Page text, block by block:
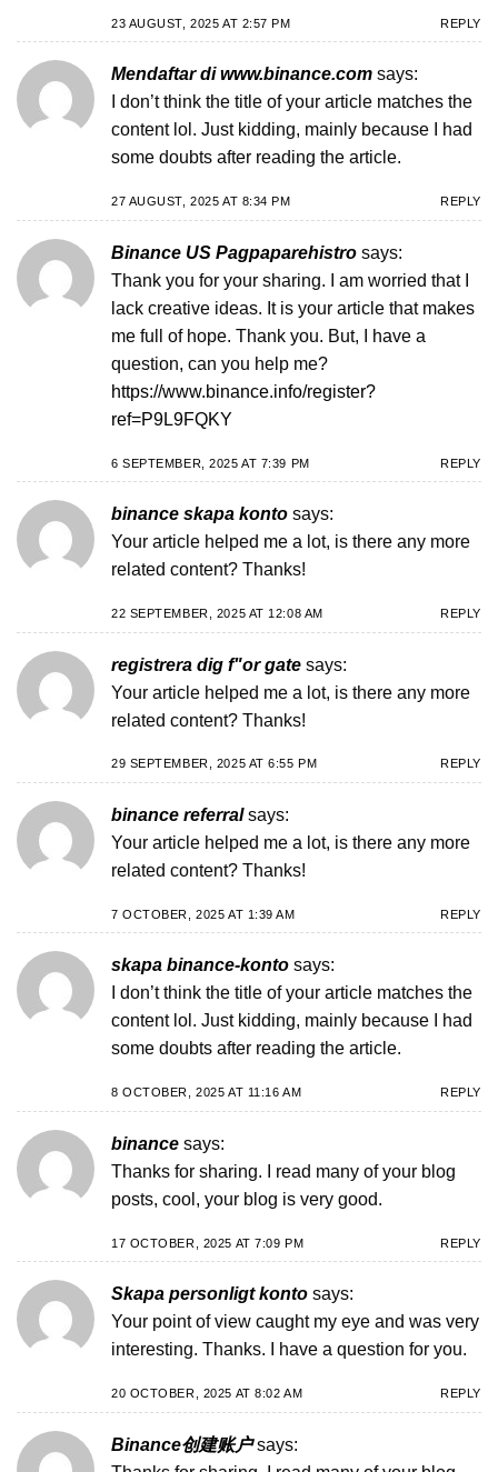
23 AUGUST, 2025 AT 2:57 PM REPLY
Mendaftar di www.binance.com says:
I don’t think the title of your article matches the
content lol. Just kidding, mainly because I had
some doubts after reading the article.
27 AUGUST, 2025 AT 8:34 PM REPLY
Binance US Pagpaparehistro says:
Thank you for your sharing. I am worried that I
lack creative ideas. It is your article that makes
me full of hope. Thank you. But, I have a
question, can you help me?
https://www.binance.info/register?
ref=P9L9FQKY
6 SEPTEMBER, 2025 AT 7:39 PM REPLY
binance skapa konto says:
Your article helped me a lot, is there any more
related content? Thanks!
22 SEPTEMBER, 2025 AT 12:08 AM REPLY
registrera dig f"or gate says:
Your article helped me a lot, is there any more
related content? Thanks!
29 SEPTEMBER, 2025 AT 6:55 PM REPLY
binance referral says:
Your article helped me a lot, is there any more
related content? Thanks!
7 OCTOBER, 2025 AT 1:39 AM REPLY
skapa binance-konto says:
I don’t think the title of your article matches the
content lol. Just kidding, mainly because I had
some doubts after reading the article.
8 OCTOBER, 2025 AT 11:16 AM REPLY
binance says:
Thanks for sharing. I read many of your blog
posts, cool, your blog is very good.
17 OCTOBER, 2025 AT 7:09 PM REPLY
Skapa personligt konto says:
Your point of view caught my eye and was very
interesting. Thanks. I have a question for you.
20 OCTOBER, 2025 AT 8:02 AM REPLY
Binance创建账户 says: